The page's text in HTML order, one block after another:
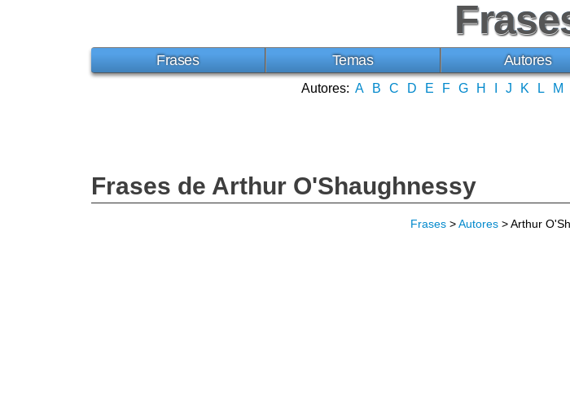
Frases Temas Autores
Autores: A B C D E F G H J K L M
Frases de Arthur O'Shaughnessy
Frases >Autores > Arthur